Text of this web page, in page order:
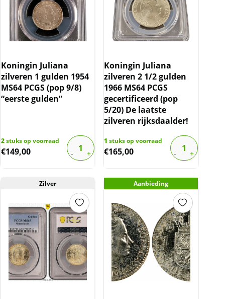
Koningin Juliana
zilveren 1 gulden 1954
MS64 PCGS (pop 9/8)
“eerste gulden”
2stuks op voorraad
€149,00
Koningin Juliana
zilveren 2 1/2 gulden
1966 MS64 PCGS
gecertificeerd (pop
5/20) De laatste
zilveren rijksdaalder!
1 stuks op voorraad
€165,00
Zilver Aanbieding